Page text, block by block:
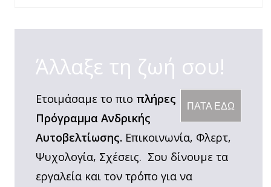
Άλλαξε τη ζωή σου!
ΠΑΤΑ ΕΔΩ
Ετοιμάσαμε το πιο πλήρες
Πρόγραμμα Ανδρικής
Αυτοβελτίωσης. Επικοινωνία, Φλερτ,
Ψυχολογία, Σχέσεις. Σου δίνουμε τα
εργαλεία και τον τρόπο για να